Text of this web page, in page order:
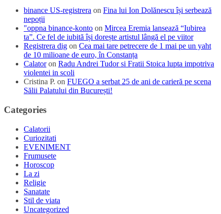
binance US-registrera on Fina lui Ion Dolănescu își serbează
nepoții
"oppna binance-konto on Mircea Eremia lansează “Iubirea
ta”. Ce fel de iubită își dorește artistul lângă el pe viitor
Registrera dig on Cea mai tare petrecere de 1 mai pe un yaht
de 10 milioane de euro, în Constanța
Calatoron Radu Andrei Tudor si Fratii Stoica lupta impotriva
violentei in scoli
Cristina P. on FUEGO a serbat 25 de ani de carieră pe scena
Sălii Palatului din București!
Categories
Calatorii
Curiozitati
EVENIMENT
Frumusete
Horoscop
La zi
Religie
Sanatate
Stil de viata
Uncategorized